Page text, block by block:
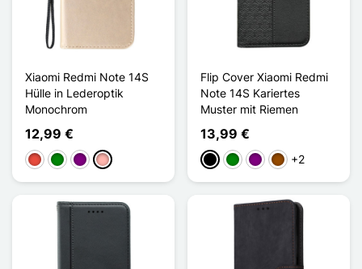
Xiaomi Redmi Note 14S
Hülle in Lederoptik
Monochrom
12,99 €
Rot GrünViolettRoségold
Flip Cover Xiaomi Redmi
Note 14S Kariertes
Muster mit Riemen
13,99 €
Schwarz
GrünViolettBraun
+2